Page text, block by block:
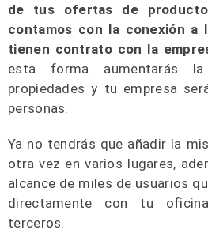
de tus ofertas de
contamos con la conexión a
tienen contrato con la
esta forma aumentarás
propiedades y tu empresa
personas.
Ya no tendrás que añadir la
otra vez en varios lugares,
alcance de miles de usuarios
directamente con tu
terceros.